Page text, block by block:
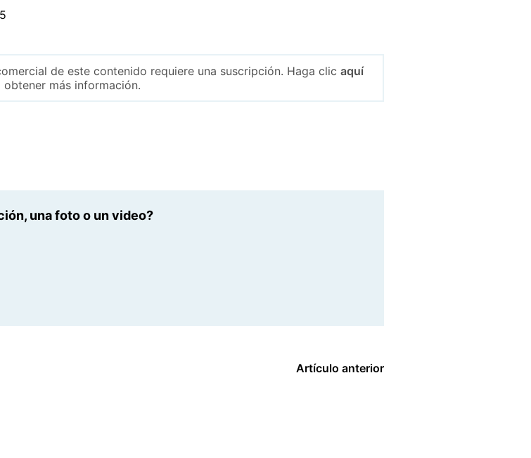
de este contenido requiere una suscripción. Haga clic aquí
obtener más información.
una foto o un video?
Artículo anterior